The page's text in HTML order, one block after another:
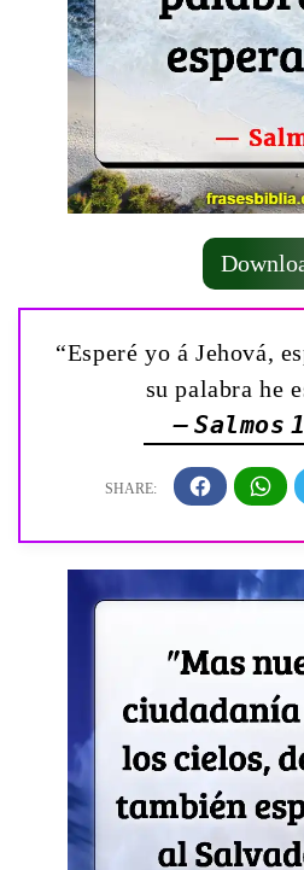
“Esperé yo á Jehová,
su palabra he
— Salmos